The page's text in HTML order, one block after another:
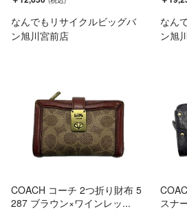
なんでもリサイクルビッグバ
ン旭川宮前店
なん
ン旭
COACH コーチ 2つ折り財布 5
287 ブラウン×ワインレッ...
スナ